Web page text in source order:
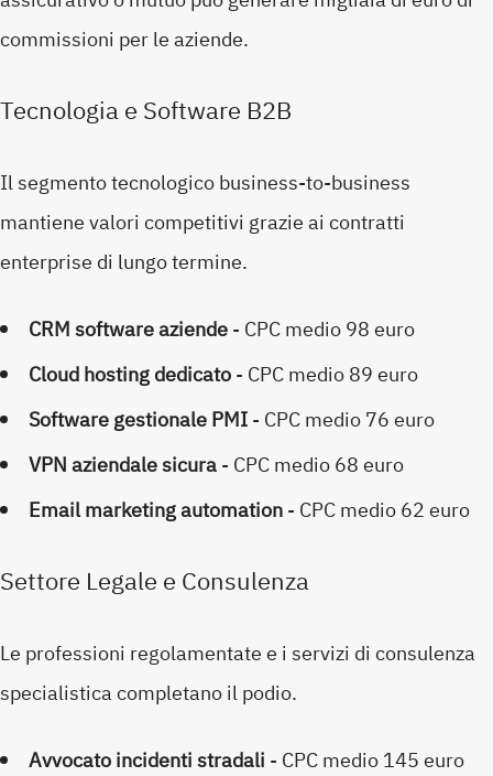
commissioni per le aziende.
Tecnologia e Software B2B
Il segmento tecnologico business-to-business
mantiene valori competitivi grazie ai contratti
enterprise di lungo termine.
CRM software aziende- CPC medio 98 euro
Cloud hosting dedicato- CPC medio 89 euro
Software gestionale PMI- CPC medio 76 euro
VPN aziendale sicura- CPC medio 68 euro
Email marketing automation- CPC medio 62 euro
Settore Legale e Consulenza
Le professioni regolamentate e i servizi di consulenza
specialistica completano il podio.
Avvocato incidenti stradali - CPC medio 145 euro